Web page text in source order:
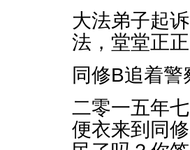
大法弟子起
法，堂堂正
同修B追着警
二零一五年
便衣来到同